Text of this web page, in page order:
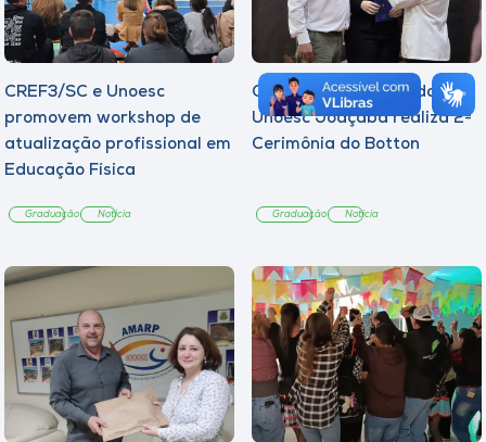
CREF3/SC e Unoesc
promovem workshop de
atualização profissional em
Educação Física
Graduação Notícia
Curso de Psicologia da
Unoesc Joaçaba realiza 2ª
Cerimônia do Botton
Graduação Notícia